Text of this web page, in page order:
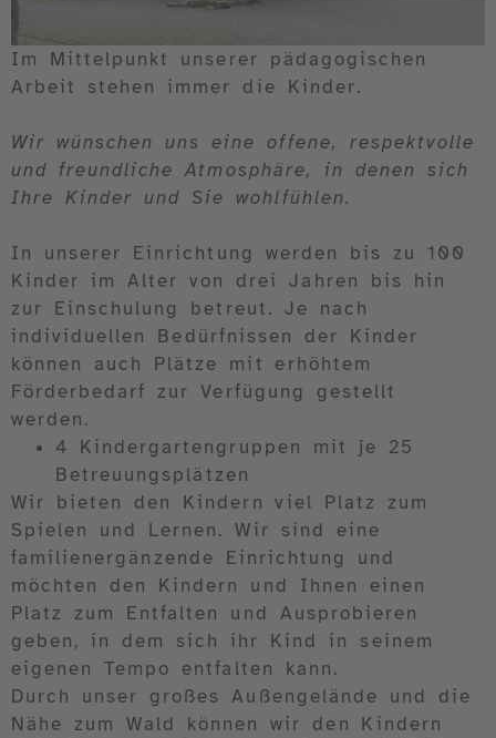
Im Mittelpunkt unserer pädagogischen
Arbeit stehen immer die Kinder.
Wir wünschen uns eine offene, respektvolle
und freundliche Atmosphäre, in denen sich
Ihre Kinder und Sie wohlfühlen.
In unserer Einrichtung werden bis zu 100
Kinder im Alter von drei Jahren bis hin
zur Einschulung betreut. Je nach
individuellen Bedürfnissen der Kinder
können auch Plätze mit erhöhtem
Förderbedarf zur Verfügung gestellt
werden.
4 Kindergartengruppen mit je 25
Betreuungsplätzen
Wir bieten den Kindern viel Platz zum
Spielen und Lernen. Wir sind eine
familienergänzende Einrichtung und
möchten den Kindern und Ihnen einen
Platz zum Entfalten und Ausprobieren
geben, in dem sich ihr Kind in seinem
eigenen Tempo entfalten kann.
Durch unser großes Außengelände und die
Nähe zum Wald können wir den Kindern